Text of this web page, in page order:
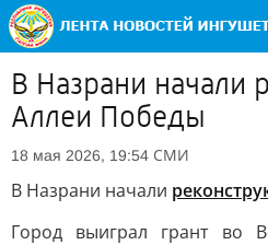
В Назрани начали
Аллеи Победы
18 мая 2026, 19:54 СМИ
В Назрани начали
Город выиграл грант во